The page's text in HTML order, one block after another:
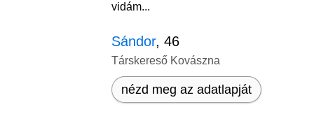
vidám...
Sándor, 46
Társkereső Kovászna
nézd meg az adatlapját